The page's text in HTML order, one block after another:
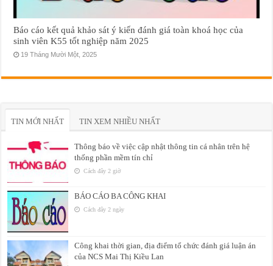
Báo cáo kết quả khảo sát ý kiến đánh giá toàn khoá học của
sinh viên K55 tốt nghiệp năm 2025
19 Tháng Mười Một, 2025
TIN MỚI NHẤT TIN XEM NHIỀU NHẤT
Thông báo về việc cập nhật thông tin cá nhân trên hệ
thống phần mềm tín chỉ
Cách đây 2 giờ
BÁO CÁO BA CÔNG KHAI
Cách đây 2 ngày
Công khai thời gian, địa điểm tổ chức đánh giá luận án
của NCS Mai Thị Kiều Lan